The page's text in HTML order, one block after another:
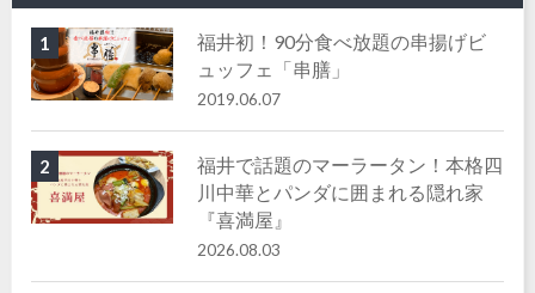
1
福井初！90分食べ放題の串揚げビ
ュッフェ「串膳」
2019.06.07
2
福井で話題のマーラータン！本格四
川中華とパンダに囲まれる隠れ家
『喜満屋』
2026.08.03